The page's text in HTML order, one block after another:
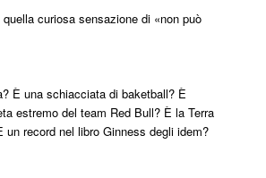
curiosa sensazione di «non può
È una schiacciata di baketball? È
estremo del team Red Bull? È la Terra
record nel libro Ginness degli idem?